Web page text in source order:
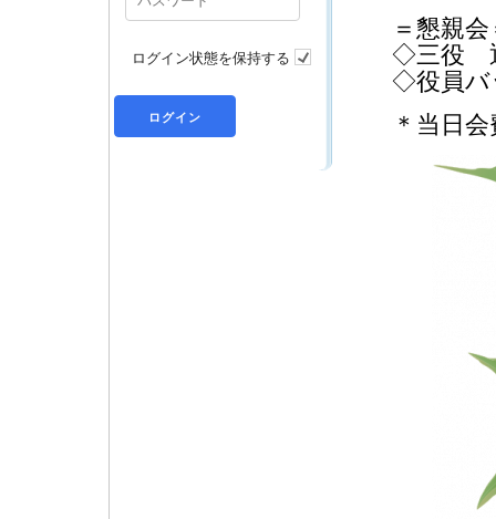
＝懇親会
◇三役
◇役員バ
＊当日
ログイン状態を保持する